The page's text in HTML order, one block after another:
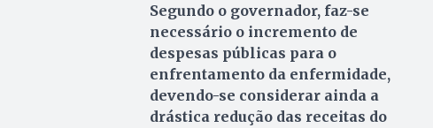
Segundo o governador, faz-se
necessário o incremento de
despesas públicas para o
enfrentamento da enfermidade,
devendo-se considerar ainda a
drástica redução das receitas do